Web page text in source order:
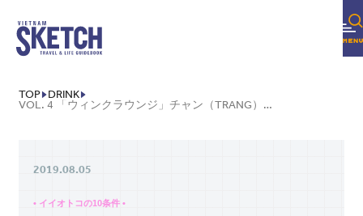
TOP DRINK
VOL. 4 「ウィンクラウンジ」チャン（TRANG）ママ
2019.08.05
• イイオトコの10条件 •